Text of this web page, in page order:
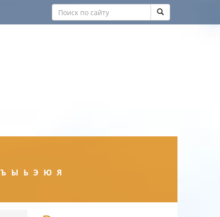
Ъ Ы Ь Э Ю Я